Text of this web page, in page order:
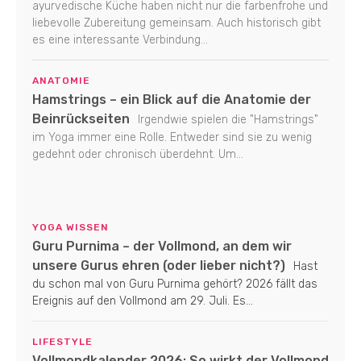
ayurvedische Küche haben nicht nur die farbenfrohe und
liebevolle Zubereitung gemeinsam. Auch historisch gibt
es eine interessante Verbindung...
ANATOMIE
Hamstrings – ein Blick auf die Anatomie der
Beinrückseiten
Irgendwie spielen die "Hamstrings"
im Yoga immer eine Rolle. Entweder sind sie zu wenig
gedehnt oder chronisch überdehnt. Um...
YOGA WISSEN
Guru Purnima – der Vollmond, an dem wir
unsere Gurus ehren (oder lieber nicht?)
Hast
du schon mal von Guru Purnima gehört? 2026 fällt das
Ereignis auf den Vollmond am 29. Juli. Es...
LIFESTYLE